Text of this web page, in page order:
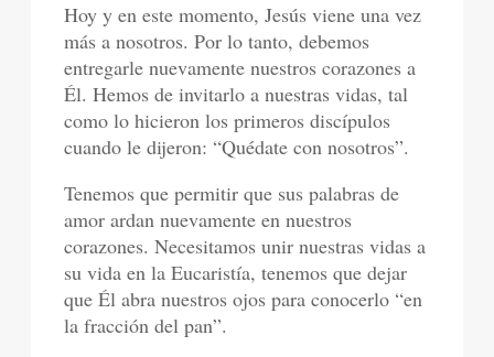
Hoy y en este momento, Jesús viene una vez
más a nosotros. Por lo tanto, debemos
entregarle nuevamente nuestros corazones a
Él. Hemos de invitarlo a nuestras vidas, tal
como lo hicieron los primeros discípulos
cuando le dijeron: “Quédate con nosotros”.
Tenemos que permitir que sus palabras de
amor ardan nuevamente en nuestros
corazones. Necesitamos unir nuestras vidas a
su vida en la Eucaristía, tenemos que dejar
que Él abra nuestros ojos para conocerlo “en
la fracción del pan”.